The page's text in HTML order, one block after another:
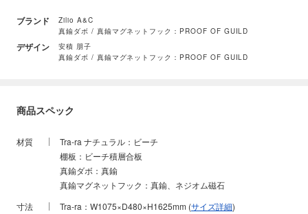
ブランド
Zilio A&C
真鍮ダボ / 真鍮マグネットフック：PROOF OF GUILD
デザイン
安積 朋子
真鍮ダボ / 真鍮マグネットフック：PROOF OF GUILD
商品スペック
材質
Tra-ra ナチュラル：ビーチ
棚板：ビーチ積層合板
真鍮ダボ：真鍮
真鍮マグネットフック：真鍮、ネジオム磁石
寸法
Tra-ra：W1075×D480×H1625mm (サイズ詳細)